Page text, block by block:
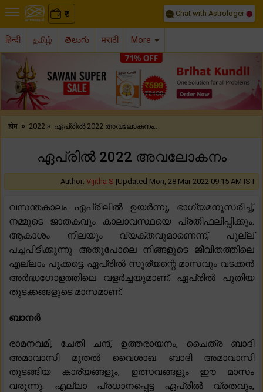
₹
0 Chat with Astrologer
हिन्दी தமிழ் తెలుగు मराठी More
Previous
होम » 2022 » ഏപ്രിൽ 2022 അവലോകനം..
ഏപ്രിൽ 2022 അവലോകനം
Author: Vijitha S |Updated Mon, 28 Mar 2022 09:15 AM IST
വസന്തകാലം ഏപ്രിലിൽ ഉയർന്നു, ഭാഗ്യമനുസരിച്ച്,
നമ്മുടെ ജാതകവും കാലാവസ്ഥയെ പ്രതിഫലിപ്പിക്കും.
ആകാശം നീലയും വ്യക്തവുമാണെന്ന്, പുല്ല്
പച്ചപിടിക്കുന്നു അതുപോലെ നിങ്ങളുടെ ജീവിതത്തിലെ
എല്ലാം പൂക്കട്ടെ. ഏപ്രിൽ സൂര്യന്റെ മാസവും വടക്കൻ
അർദ്ധഗോളത്തിലെ വളർച്ചയുമാണ്. ഏപ്രിൽ പുതിയ
തുടക്കങ്ങളുടെ മാസമാണ്.
ബാനർ
രാമനവമി, ചേതി ചന്ദ്, ഉത്തരായനം, ചൈത്ര ബാദി
അമാവാസി മുതൽ വൈശാഖ ബാദി അമാവാസി
തുടങ്ങിയ കാര്യങ്ങളും, ഉത്സവങ്ങളും ഈ മാസം
വരുന്നു. എല്ലാ പ്രധാനപ്പെട്ട ഏപ്രിൽ വ്രതവും,